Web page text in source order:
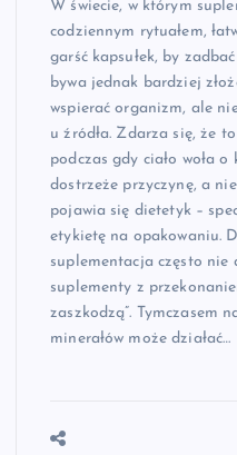
W świecie, w którym
codziennym rytuałem,
garść kapsułek, by
bywa jednak bardziej
wspierać organizm, ale
u źródła. Zdarza się, że
podczas gdy ciało woła
dostrzeże przyczynę, a
pojawia się dietetyk –
etykietę na opakowaniu.
suplementacja często nie
suplementy z
zaszkodzą”. Tymczasem
minerałów może działać…